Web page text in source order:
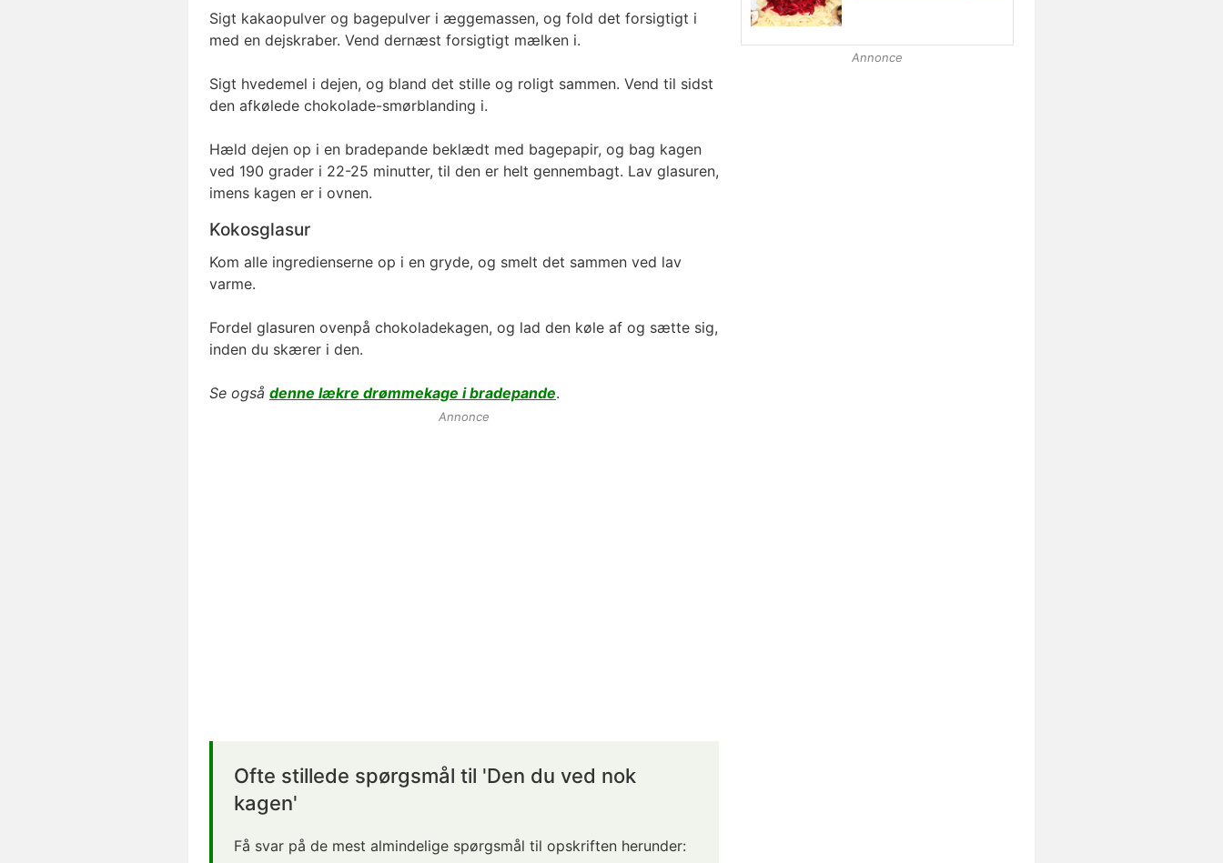
Sigt kakaopulver og bagepulver i æggemassen, og fold det forsigtigt i
med en dejskraber. Vend dernæst forsigtigt mælken i.
Sigt hvedemel i dejen, og bland det stille og roligt sammen. Vend til sidst
den afkølede chokolade-smørblanding i.
Hæld dejen op i en bradepande beklædt med bagepapir, og bag kagen
ved 190 grader i 22-25 minutter, til den er helt gennembagt. Lav glasuren,
imens kagen er i ovnen.
Kokosglasur
Kom alle ingredienserne op i en gryde, og smelt det sammen ved lav
varme.
Fordel glasuren ovenpå chokoladekagen, og lad den køle af og sætte sig,
inden du skærer i den.
Se også denne lækre drømmekage i bradepande.
Annonce
Ofte stillede spørgsmål til 'Den du ved nok
kagen'
Få svar på de mest almindelige spørgsmål til opskriften herunder:
Annonce